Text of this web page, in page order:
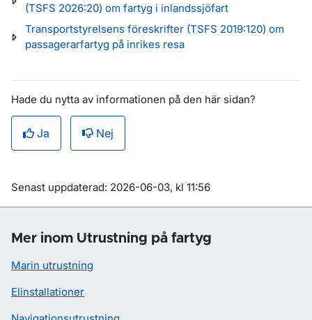
(TSFS 2026:20) om fartyg i inlandssjöfart
Transportstyrelsens föreskrifter (TSFS 2019:120) om
passagerarfartyg på inrikes resa
Hade du nytta av informationen på den här sidan?
Ja Nej
Om sidan
Senast uppdaterad: 2026-06-03, kl 11:56
Mer inom Utrustning på fartyg
Marin utrustning
Elinstallationer